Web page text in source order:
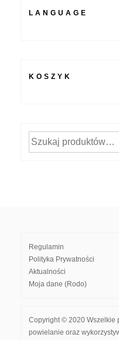
LANGUAGE
KOSZYK
Szukaj:
Regulamin
Polityka Prywatności
Aktualności
Moja dane (Rodo)
Copyright © 2020 Wszelkie
powielanie oraz